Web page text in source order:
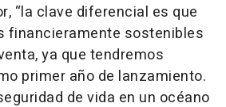
“la clave diferencial es que
financieramente sostenibles
ya que tendremos
primer año de lanzamiento.
de vida en un océano